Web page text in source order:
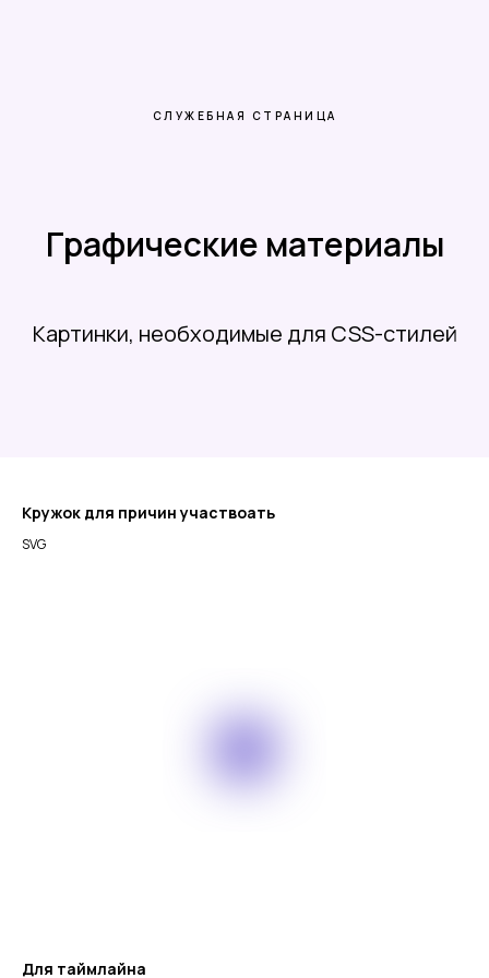
СЛУЖЕБНАЯ СТРАНИЦА
Графические материалы
Картинки, необходимые для CSS-стилей
Кружок для причин участвоать
SVG
Для таймлайна